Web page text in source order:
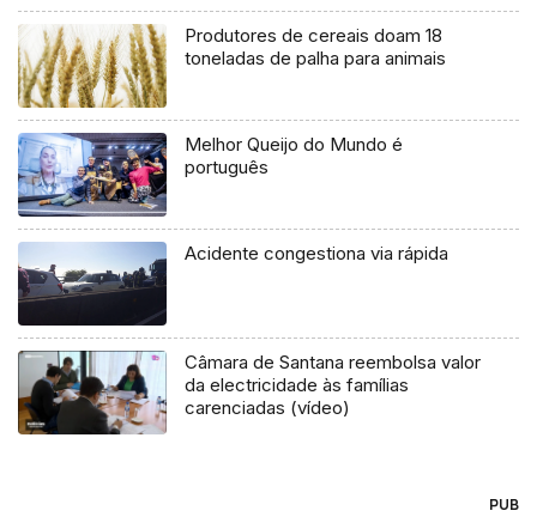
Produtores de cereais doam 18
toneladas de palha para animais
Melhor Queijo do Mundo é
português
Acidente congestiona via rápida
Câmara de Santana reembolsa valor
da electricidade às famílias
carenciadas (vídeo)
PUB